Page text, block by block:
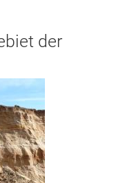
der